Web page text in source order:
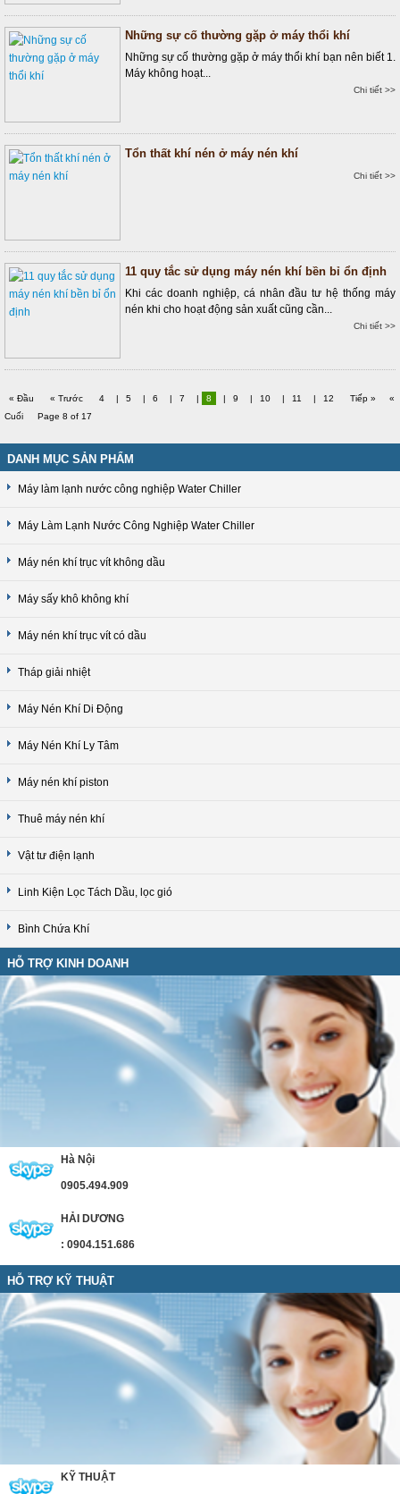
Những sự cố thường gặp ở máy thổi khí
Những sự cố thường gặp ở máy thổi khí bạn nên biết 1.
Máy không hoạt...
Chi tiết >>
Tổn thất khí nén ở máy nén khí
Chi tiết >>
11 quy tắc sử dụng máy nén khí bền bỉ ổn định
Khi các doanh nghiệp, cá nhân đầu tư hệ thống máy
nén khi cho hoạt động sản xuất cũng cần...
Chi tiết >>
« Đầu « Trước 4 | 5 | 6 | 7 | 8 | 9 | 10 | 11 | 12 Tiếp »
«
Cuối
Page 8 of 17
DANH MỤC SẢN PHẨM
Máy làm lạnh nước công nghiệp Water Chiller
Máy Làm Lạnh Nước Công Nghiệp Water Chiller
Máy nén khí trục vít không dầu
Máy sấy khô không khí
Máy nén khí trục vít có dầu
Tháp giải nhiệt
Máy Nén Khí Di Động
Máy Nén Khí Ly Tâm
Máy nén khí piston
Thuê máy nén khí
Vật tư điện lạnh
Linh Kiện Lọc Tách Dầu, lọc gió
Bình Chứa Khí
HỖ TRỢ KINH DOANH
Hà Nội
0905.494.909
HẢI DƯƠNG
: 0904.151.686
HỖ TRỢ KỸ THUẬT
KỸ THUẬT